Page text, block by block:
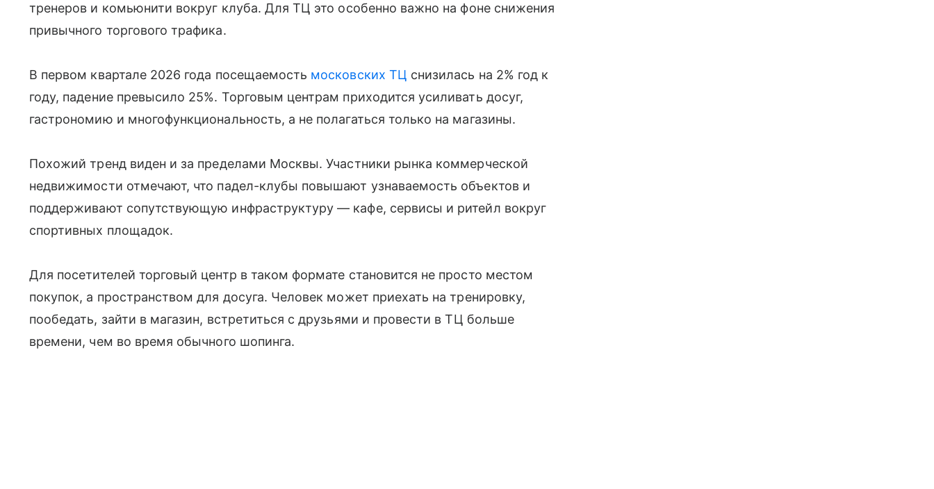
тренеров и комьюнити вокруг клуба. Для ТЦ это особенно важно на фоне снижения
привычного торгового трафика.
В первом квартале 2026 года посещаемость московских ТЦ снизилась на 2% год к
году, падение превысило 25%. Торговым центрам приходится усиливать досуг,
гастрономию и многофункциональность, а не полагаться только на магазины.
Похожий тренд виден и за пределами Москвы. Участники рынка коммерческой
недвижимости отмечают, что падел-клубы повышают узнаваемость объектов и
поддерживают сопутствующую инфраструктуру — кафе, сервисы и ритейл вокруг
спортивных площадок.
Для посетителей торговый центр в таком формате становится не просто местом
покупок, а пространством для досуга. Человек может приехать на тренировку,
пообедать, зайти в магазин, встретиться с друзьями и провести в ТЦ больше
времени, чем во время обычного шопинга.